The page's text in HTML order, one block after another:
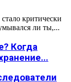
критически
ли ты,...
Когда